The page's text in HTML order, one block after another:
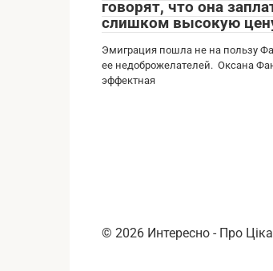
говорят, что она
слишком высокую
Эмиграция пошла не на пользу
ее недоброжелателей. Оксана
эффектная
© 2026 Интересно - Про